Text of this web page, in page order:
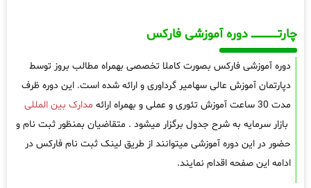
چارتـــــــــــــــــــ دوره آموزشی فارکس
دوره آموزشی فارکس بصورت کاملا تخصصی بهمراه مطالب بروز توسط
دپارتمان آموزش عالی سهامیر گرداوری و ارائه شده است. این دوره ظرف
مدت 30 ساعت آموزش تئوری و عملی و بهمراه ارائه
مدارک بین المللی
بازار سرمایه به شرح جدول برگزار میشود . متقاضیان بمنظور ثبت نام و
حضور در این دوره آموزشی میتوانند از طریق لینک ثبت نام فارکس در
ادامه این صفحه اقدام نمایند.